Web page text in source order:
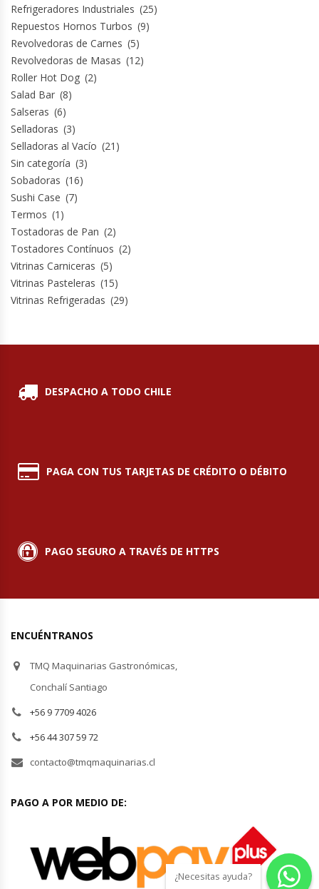
Refrigeradores Industriales (25)
Repuestos Hornos Turbos (9)
Revolvedoras de Carnes (5)
Revolvedoras de Masas (12)
Roller Hot Dog (2)
Salad Bar (8)
Salseras (6)
Selladoras (3)
Selladoras al Vacío (21)
Sin categoría (3)
Sobadoras (16)
Sushi Case (7)
Termos (1)
Tostadoras de Pan (2)
Tostadores Contínuos (2)
Vitrinas Carniceras (5)
Vitrinas Pasteleras (15)
Vitrinas Refrigeradas (29)
DESPACHO A TODO CHILE
PAGA CON TUS TARJETAS DE CRÉDITO O DÉBITO
PAGO SEGURO A TRAVÉS DE HTTPS
ENCUÉNTRANOS
TMQ Maquinarias Gastronómicas,
Conchalí Santiago
+56 9 7709 4026
+56 44 307 59 72
contacto@tmqmaquinarias.cl
PAGO A POR MEDIO DE:
¿Necesitas ayuda?